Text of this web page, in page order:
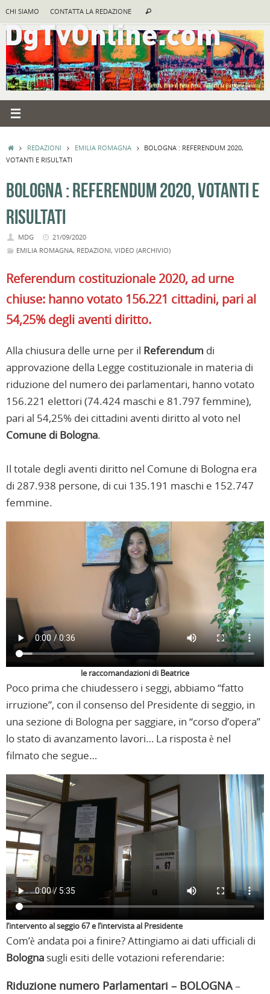
contenuto
CHI SIAMO CONTATTA LA REDAZIONE Cerca
HOMEREDAZIONI EMILIA ROMAGNA
BOLOGNA : REFERENDUM 2020,
VOTANTI E RISULTATI
BOLOGNA : REFERENDUM 2020, VOTANTI E
RISULTATI
MDG
21/09/2020
EMILIA ROMAGNA, REDAZIONI, VIDEO (ARCHIVIO)
Referendum costituzionale 2020, ad urne
chiuse: hanno votato 156.221 cittadini, pari al
54,25% degli aventi diritto.
Alla chiusura delle urne per il Referendum di
approvazione della Legge costituzionale in materia di
riduzione del numero dei parlamentari, hanno votato
156.221 elettori (74.424 maschi e 81.797 femmine),
pari al 54,25% dei cittadini aventi diritto al voto nel
Comune di Bologna.
Il totale degli aventi diritto nel Comune di Bologna era
di 287.938 persone, di cui 135.191 maschi e 152.747
femmine.
le raccomandazioni di Beatrice
Poco prima che chiudessero i seggi, abbiamo “fatto
irruzione”, con il consenso del Presidente di seggio, in
una sezione di Bologna per saggiare, in “corso d’opera”
lo stato di avanzamento lavori… La risposta è nel
filmato che segue…
l’intervento al seggio 67 e l’intervista al Presidente
Com’è andata poi a finire? Attingiamo ai dati ufficiali di
Bologna sugli esiti delle votazioni referendarie:
Riduzione numero Parlamentari – BOLOGNA–